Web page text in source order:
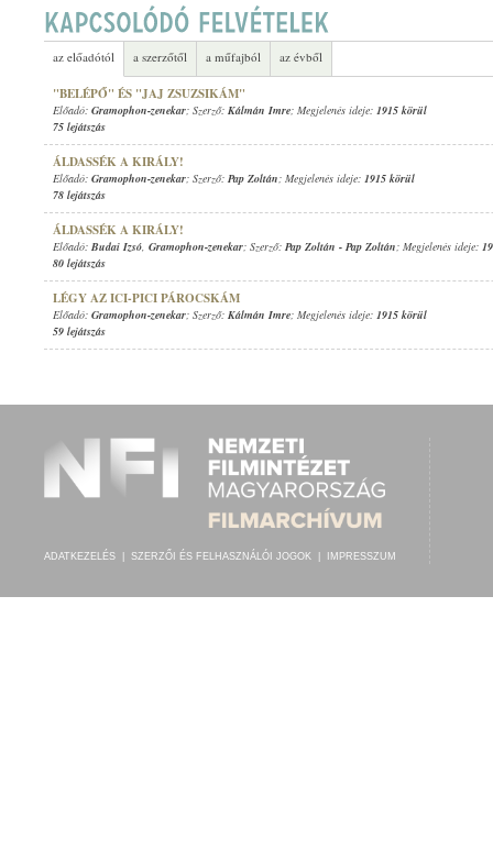
az előadótól a szerzőtől a műfajból az évből
"BELÉPŐ" ÉS "JAJ ZSUZSIKÁM"
Előadó: Gramophon-zenekar; Szerző: Kálmán Imre; Megjelenés ideje: 1915 körül
75 lejátszás
ÁLDASSÉK A KIRÁLY!
Előadó: Gramophon-zenekar; Szerző: Pap Zoltán; Megjelenés ideje: 1915 körül
78 lejátszás
ÁLDASSÉK A KIRÁLY!
Előadó: Budai Izsó, Gramophon-zenekar; Szerző: Pap Zoltán - Pap Zoltán; Megjelenés ideje:
80 lejátszás
LÉGY AZ ICI-PICI PÁROCSKÁM
Előadó: Gramophon-zenekar; Szerző: Kálmán Imre; Megjelenés ideje: 1915 körül
59 lejátszás
ADATKEZELÉS SZERZŐI ÉS FELHASZNÁLÓI JOGOK IMPRESSZUM